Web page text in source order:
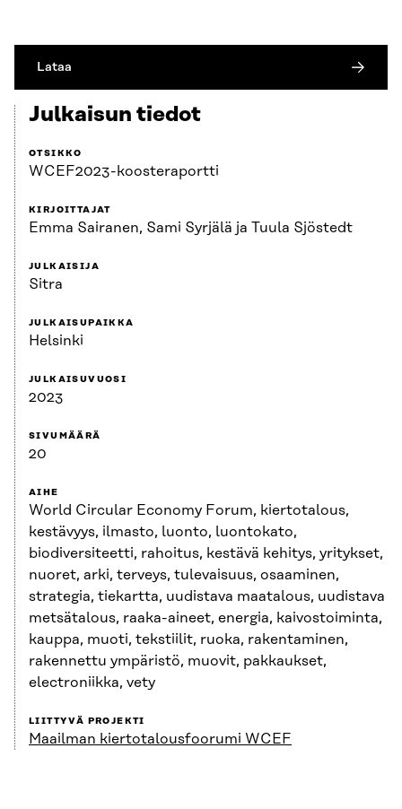
Lataa
Julkaisun tiedot
OTSIKKO
WCEF2023-koosteraportti
KIRJOITTAJAT
Emma Sairanen, Sami Syrjälä ja Tuula Sjöstedt
JULKAISIJA
Sitra
JULKAISUPAIKKA
Helsinki
JULKAISUVUOSI
2023
SIVUMÄÄRÄ
20
AIHE
World Circular Economy Forum, kiertotalous,
kestävyys, ilmasto, luonto, luontokato,
biodiversiteetti, rahoitus, kestävä kehitys, yritykset,
nuoret, arki, terveys, tulevaisuus, osaaminen,
strategia, tiekartta, uudistava maatalous, uudistava
metsätalous, raaka-aineet, energia, kaivostoiminta,
kauppa, muoti, tekstiilit, ruoka, rakentaminen,
rakennettu ympäristö, muovit, pakkaukset,
electroniikka, vety
LIITTYVÄ PROJEKTI
Maailman kiertotalousfoorumi WCEF